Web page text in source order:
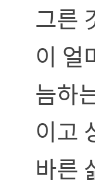
그른
이 얼
늠하
이고
바른